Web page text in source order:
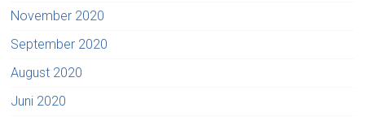
November 2020
September 2020
August 2020
Juni 2020